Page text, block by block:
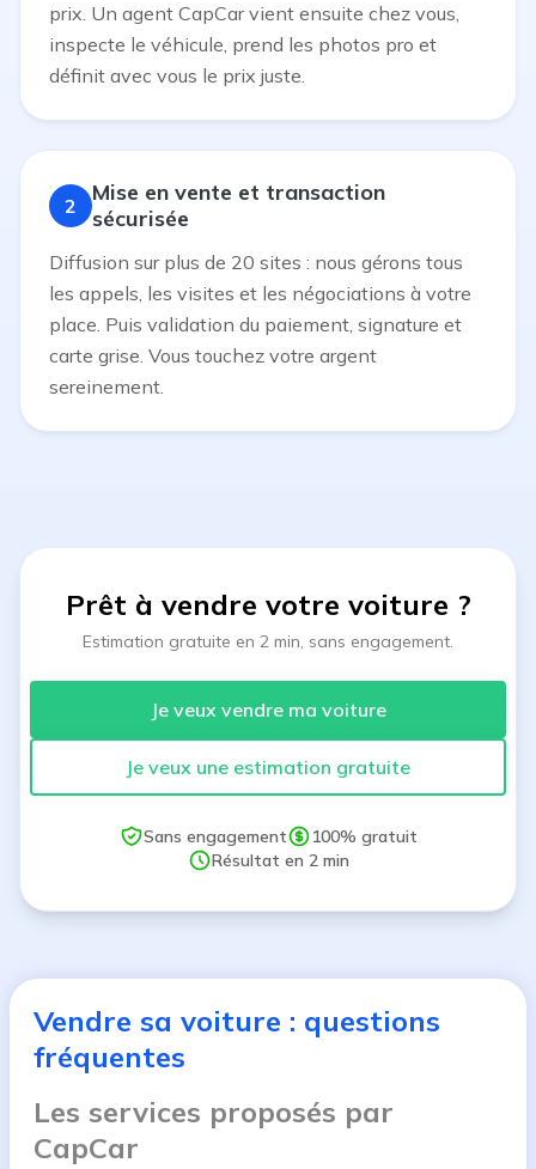
prix. Un agent CapCar vient ensuite chez vous,
inspecte le véhicule, prend les photos pro et
définit avec vous le prix juste.
2
Mise en vente et transaction
sécurisée
Diffusion sur plus de 20 sites : nous gérons tous
les appels, les visites et les négociations à votre
place. Puis validation du paiement, signature et
carte grise. Vous touchez votre argent
sereinement.
Prêt à vendre votre voiture ?
Estimation gratuite en 2 min, sans engagement.
Je veux vendre ma voiture
Je veux une estimation gratuite
Sans engagement
100% gratuit
Résultat en 2 min
Vendre sa voiture : questions
fréquentes
Les services proposés par
CapCar